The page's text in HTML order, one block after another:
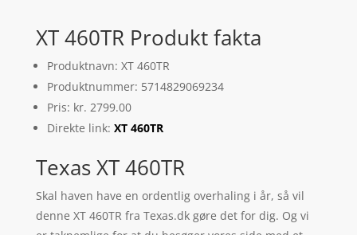
XT 460TR Produkt fakta
Produktnavn: XT 460TR
Produktnummer: 5714829069234
Pris: kr. 2799.00
Direkte link: XT 460TR
Texas XT 460TR
Skal haven have en ordentlig overhaling i år, så vil
denne XT 460TR fra Texas.dk gøre det for dig. Og vi